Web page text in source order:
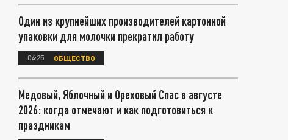
Один из крупнейших производителей картонной
упаковки для молочки прекратил работу
04:25 ОБЩЕСТВО
Медовый, Яблочный и Ореховый Спас в августе
2026: когда отмечают и как подготовиться к
праздникам